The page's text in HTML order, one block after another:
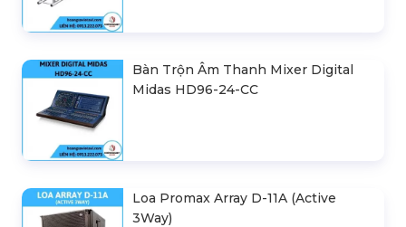
Bàn Trộn Âm Thanh Mixer Digital
Midas HD96-24-CC
Loa Promax Array D-11A (Active
3Way)